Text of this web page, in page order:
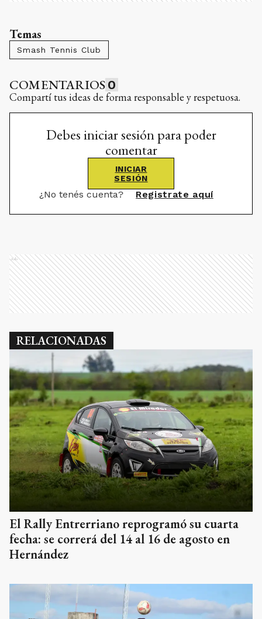
Temas
Smash Tennis Club
COMENTARIOS 0
Compartí tus ideas de forma responsable y respetuosa.
Debes iniciar sesión para poder
comentar
INICIAR
SESIÓN
¿No tenés cuenta? Registrate aquí
Ads
RELACIONADAS
El Rally Entrerriano reprogramó su cuarta
fecha: se correrá del 14 al 16 de agosto en
Hernández